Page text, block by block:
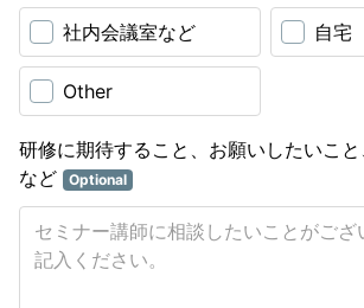
社内会議室など 自宅
Other
研修に期待すること、お願いしたいこ
など
Optional